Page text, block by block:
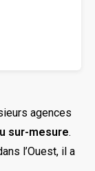
agences
sur-mesure.
l’Ouest, il a